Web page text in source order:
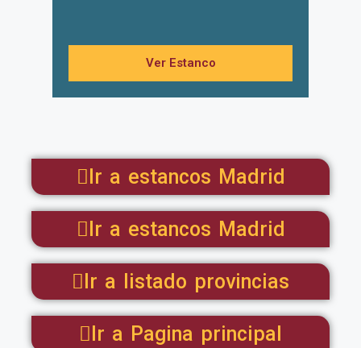
Ver Estanco
Ir a estancos Madrid
Ir a estancos Madrid
Ir a listado provincias
Ir a Pagina principal